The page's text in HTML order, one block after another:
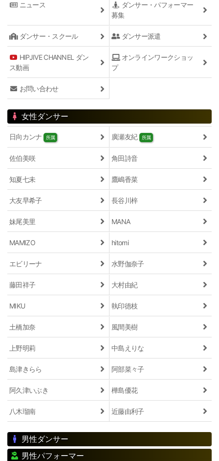
ニュース
ダンサー・パフォーマー
募集
ダンサー・スクール ダンサー派遣
HIPJIVE CHANNEL ダン
ス動画
オンラインワークショッ
プ
お問い合わせ
女性ダンサー
日向カンナ 所属 廣瀬友紀 所属
佐伯美咲 角田詩音
知夏七未 鷹嶋香菜
大友早希子 長谷川梓
妹尾美里 MANA
MAMIZO hitomi
エビリーナ 水野伽奈子
藤田祥子 大村由紀
MIKU 執印徳枝
土橋加奈 風間美樹
上野明莉 中島えりな
島津きらら 阿部菜々子
阿久津いぶき 樺島優花
八木瑠南 近藤由利子
男性ダンサー
男性パフォーマー